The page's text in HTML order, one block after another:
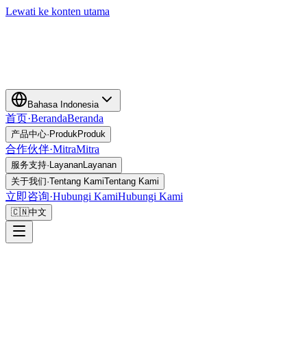
Lewati ke konten utama
Bahasa Indonesia
首页·BerandaBeranda
产品中心· ProdukProduk
合作伙伴·MitraMitra
服务支持· LayananLayanan
关于我们·Tentang KamiTentang Kami
立即咨询·Hubungi KamiHubungi Kami
🇨🇳中文